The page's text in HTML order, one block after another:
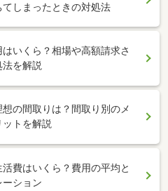
しまったときの対処法
いくら？相場や高額請求さ
を解説
の間取りは？間取り別のメ
ットを解説
費はいくら？費用の平均と
ーション